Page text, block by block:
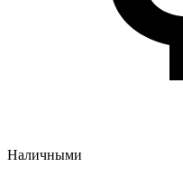
Наличными